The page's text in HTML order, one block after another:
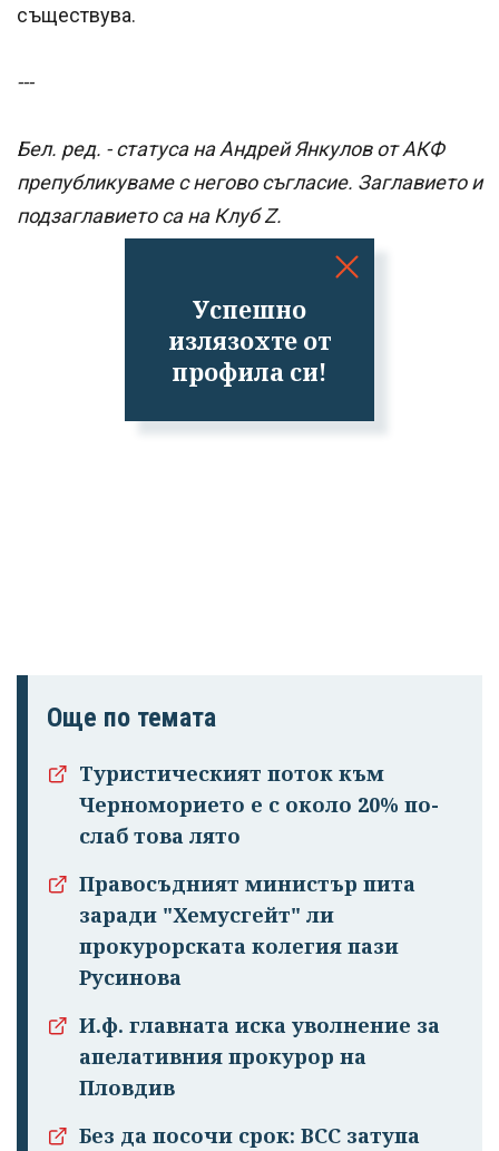
Успешно
излязохте от
профила си!
съществува.
---
Бел. ред. - статуса на Андрей Янкулов от АКФ
препубликуваме с негово съгласие. Заглавието и
подзаглавието са на Клуб Z.
Още по темата
Туристическият поток към
Черноморието е с около 20% по-
слаб това лято
Правосъдният министър пита
заради "Хемусгейт" ли
прокурорската колегия пази
Русинова
И.ф. главната иска уволнение за
апелативния прокурор на
Пловдив
Без да посочи срок: ВСС затупа